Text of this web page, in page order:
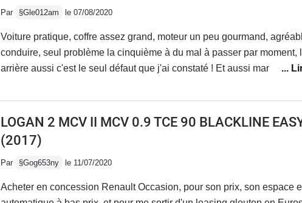
Par §Gle012am le 07/08/2020
Voiture pratique, coffre assez grand, moteur un peu gourmand,
conduire, seul problème la cinquième à du mal à passer par moment,
arrière aussi c'est le seul défaut que j'ai constaté ! Et aussi manque
route design classique, suspension un peu ferme, sièges confortables.
LOGAN 2 MCV II MCV 0.9 TCE 90 BLACKLINE
(2017)
Par §Gog653ny le 11/07/2020
Acheter en concession Renault Occasion, pour son prix, son espace